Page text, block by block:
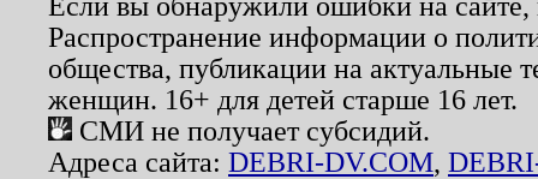
Распространение информации о
общества, публикации на актуальные
женщин. 16+ для детей старше 16 лет.
СМИ не получает субсидий.
Адреса сайта: DEBRI-DV.COM,